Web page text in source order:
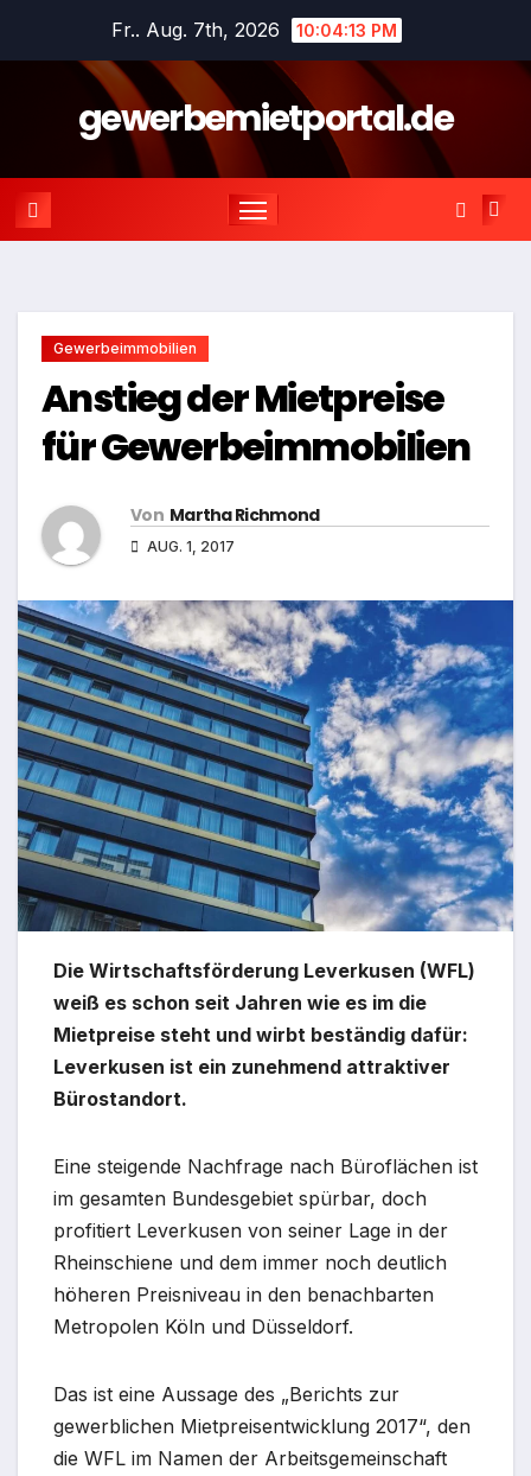
Fr.. Aug. 7th, 2026 10:04:13 PM
gewerbemietportal.de
Gewerbeimmobilien
Anstieg der Mietpreise
für Gewerbeimmobilien
Von Martha Richmond
AUG. 1, 2017
Die Wirtschaftsförderung Leverkusen (WFL)
weiß es schon seit Jahren wie es im die
Mietpreise steht und wirbt beständig dafür:
Leverkusen ist ein zunehmend attraktiver
Bürostandort.
Eine steigende Nachfrage nach Büroflächen ist
im gesamten Bundesgebiet spürbar, doch
profitiert Leverkusen von seiner Lage in der
Rheinschiene und dem immer noch deutlich
höheren Preisniveau in den benachbarten
Metropolen Köln und Düsseldorf.
Das ist eine Aussage des „Berichts zur
gewerblichen Mietpreisentwicklung 2017“, den
die WFL im Namen der Arbeitsgemeinschaft